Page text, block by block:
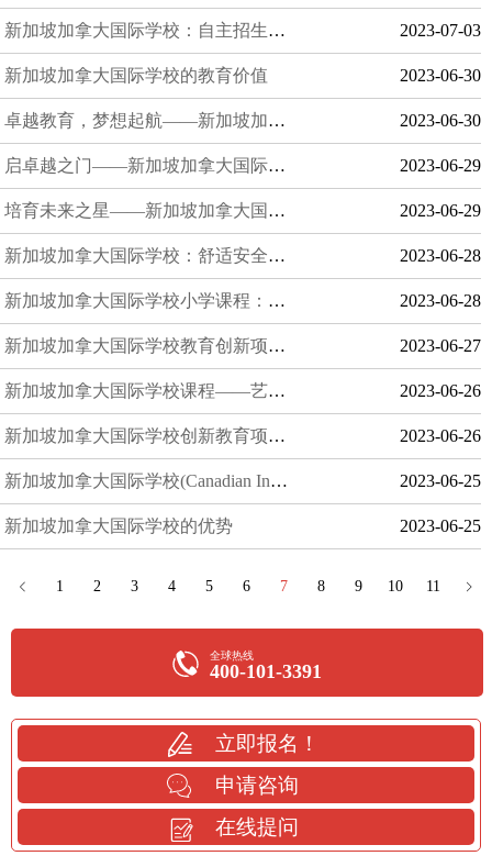
新加坡加拿大国际学校：自主招生，为学生提供机会 2023-07-03
新加坡加拿大国际学校的教育价值 2023-06-30
卓越教育，梦想起航——新加坡加拿大国际学校的辉煌成就 2023-06-30
启卓越之门——新加坡加拿大国际学校的申请条件 2023-06-29
培育未来之星——新加坡加拿大国际学校的教育优势 2023-06-29
新加坡加拿大国际学校：舒适安全的住宿条件 2023-06-28
新加坡加拿大国际学校小学课程：基于PYP框架的多元素教育 2023-06-28
新加坡加拿大国际学校教育创新项目——户外探索中心ODC 2023-06-27
新加坡加拿大国际学校课程——艺术课程概述 2023-06-26
新加坡加拿大国际学校创新教育项目—户外探索中心ODC 2023-06-26
新加坡加拿大国际学校(Canadian International School)培养方向——融贯中西的国际人才 2023-06-25
新加坡加拿大国际学校的优势 2023-06-25
1 2 3 4 5 6 7 8 9 10 11
全球热线
400-101-3391
立即报名！
申请咨询
在线提问